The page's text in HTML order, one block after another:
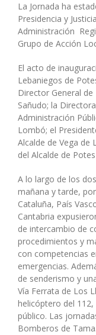
La Jornada ha
Presidencia y
Administración
Grupo de Acción
El acto de
Lebaniegos de
Director General de
Sañudo; la
Administración
Lombó; el
Alcalde de Vega de
del Alcalde de
A lo largo de los
mañana y tarde,
Cataluña, País
Cantabria
de intercambio de
procedimientos y
con competencias
emergencias.
de senderismo y
Vía Ferrata de Los
helicóptero del
público. Las
Bomberos de Tama.